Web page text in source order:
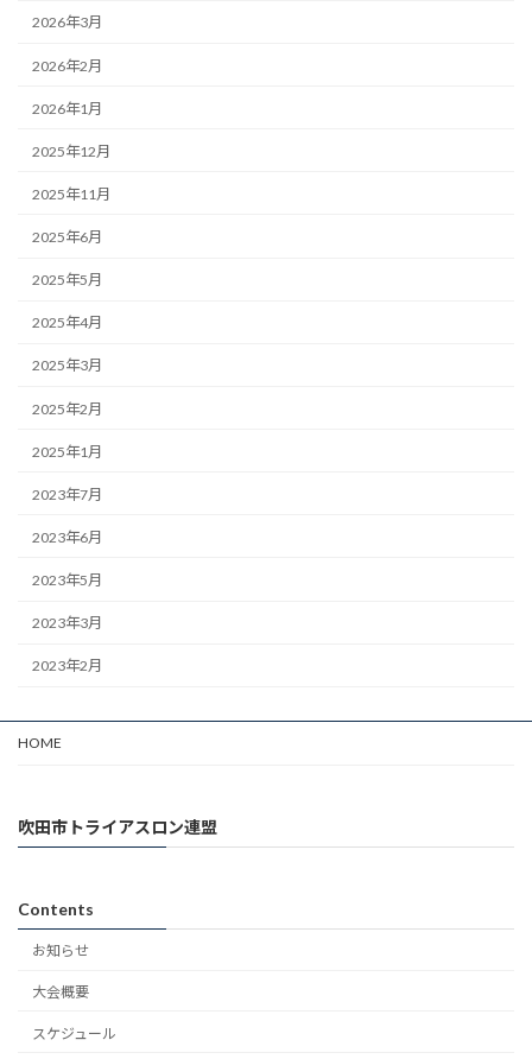
2026年3月
2026年2月
2026年1月
2025年12月
2025年11月
2025年6月
2025年5月
2025年4月
2025年3月
2025年2月
2025年1月
2023年7月
2023年6月
2023年5月
2023年3月
2023年2月
HOME
吹田市トライアスロン連盟
Contents
お知らせ
大会概要
スケジュール